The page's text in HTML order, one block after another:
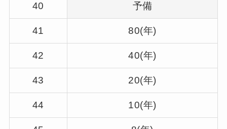
40 予備
41 80(年)
42 40(年)
43 20(年)
44 10(年)